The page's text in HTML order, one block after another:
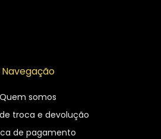
Navegação
Quem somos
troca e devolução
de pagamento